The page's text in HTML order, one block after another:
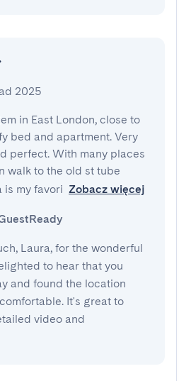
2025
in East London, close to
bed and apartment. Very
perfect. With many places
walk to the old st tube
is my favori Zobacz więcej
Laura, for the wonderful
to hear that you
and found the location
It's great to
video and